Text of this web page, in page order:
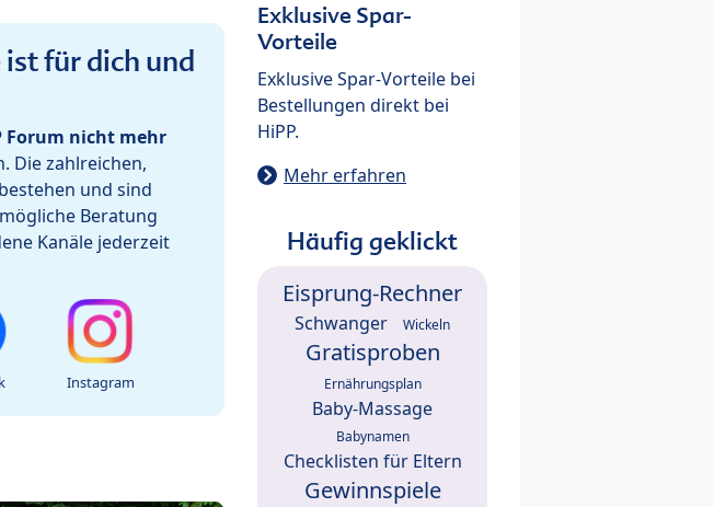
ist für dich und
Forum nicht mehr
Die zahlreichen,
und sind
Beratung
Kanäle jederzeit
Instagram
Exklusive Spar-
Vorteile
Exklusive Spar-Vorteile bei
Bestellungen direkt bei
HiPP.
Mehr erfahren
Häufig geklickt
Eisprung-Rechner
Schwanger Wickeln
Gratisproben
Ernährungsplan
Baby-Massage
Babynamen
Checklisten für Eltern
Gewinnspiele